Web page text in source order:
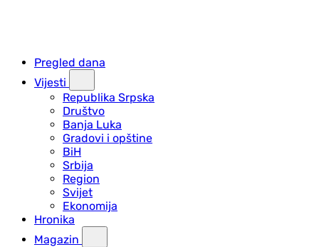
Pregled dana
Vijesti
Republika Srpska
Društvo
Banja Luka
Gradovi i opštine
BiH
Srbija
Region
Svijet
Ekonomija
Hronika
Magazin